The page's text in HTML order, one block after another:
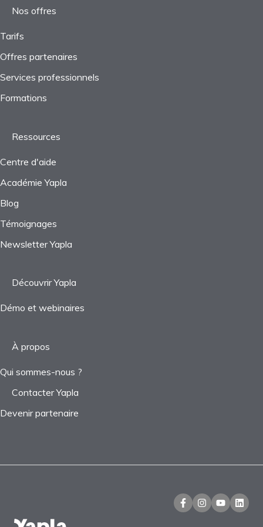
Projets
Questions fréquentes
Nos offres
Tarifs
Offres partenaires
Services professionnels
Formations
Ressources
Centre d'aide
Académie Yapla
Blog
Témoignages
Newsletter Yapla
Découvrir Yapla
Démo et webinaires
À propos
Qui sommes-nous ?
Contacter Yapla
Devenir partenaire